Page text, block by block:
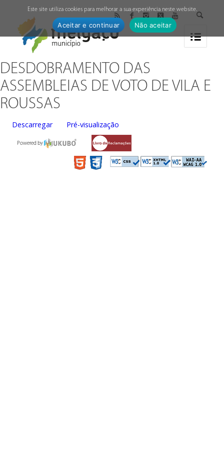
DESDOBRAMENTO DAS
ASSEMBLEIAS DE VOTO DE VILA E
ROUSSAS
Descarregar Pré-visualização
Powered by
Este site utiliza cookies para melhorar a sua experiência neste website.
Aceitar e continuar Não aceitar